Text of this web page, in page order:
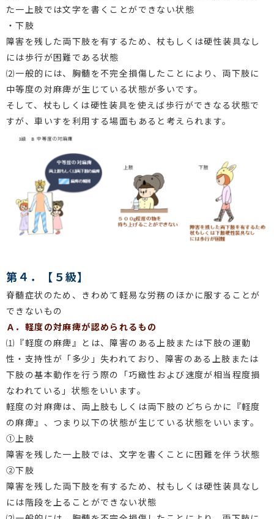
た一上肢では文字を書くことができない状態
・下肢
障害を残した両下肢を有するため、杖もしくは硬性装具なし
には歩行が困難である状態
⑵一般的には、胸髄を不完全損傷したことにより、両下肢に
中等度の対麻痺が生じている状態が多いです。
そして、杖もしくは硬性装具を使えば歩行ができなる状態で
すが、車いすを利用する場面もあると考えられます。
第４．【５級】
脊髄症状のため、きわめて軽易な労務のほかに服することが
できないもの
Ａ．軽度の対麻痺が認められるもの
⑴『軽度の麻痺』とは、障害のある上肢または下肢の運動
性・支持性が「多少」失われており、障害のある上肢または
下肢の基本動作を行う際の「巧緻性および速度が相当程度損
なわれている」状態をいいます。
軽度の対麻痺は、両上肢もしくは両下肢のどちらかに『軽度
の麻痺』、つまり以下の状態が生じている状態をいいます。
①上肢
障害を残した一上肢では、文字を書くことに困難を伴う状態
②下肢
障害を残した両下肢を有するため、杖もしくは硬性装具なし
には階段を上ることができない状態